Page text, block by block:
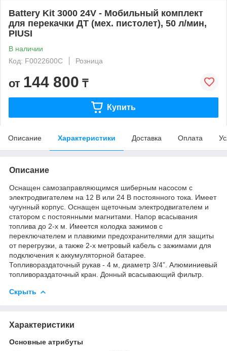
Battery Kit 3000 24V - Мобильный комплект
для перекачки ДТ (мех. пистолет), 50 л/мин,
PIUSI
В наличии
Код: F0022600C
Розница
от 144 800 ₸
Купить
Описание Характеристики Доставка Оплата
Описание
Оснащен самозаправляющимся шиберным насосом с
электродвигателем на 12 В или 24 В постоянного тока. Имеет
чугунный корпус. Оснащен щеточным электродвигателем и
статором с постоянными магнитами. Напор всасывания
топлива до 2-х м. Имеется колодка зажимов с
переключателем и плавкими предохранителями для защиты
от перегрузки, а также 2-х метровый кабель с зажимами для
подключения к аккумуляторной батарее.
Топливораздаточный рукав - 4 м, диаметр 3/4”. Алюминиевый
топливораздаточный кран. Донный всасывающий фильтр.
Скрыть
Характеристики
Основные атрибуты